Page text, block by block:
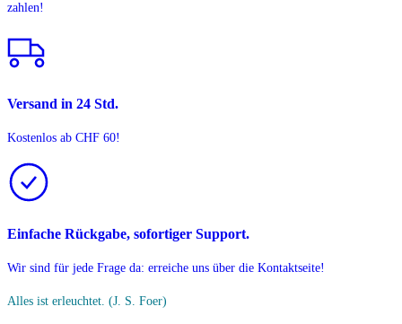
zahlen!
Versand in 24 Std.
Kostenlos ab CHF 60!
Einfache Rückgabe, sofortiger Support.
Wir sind für jede Frage da: erreiche uns über die Kontaktseite!
Alles ist erleuchtet. (J. S. Foer)